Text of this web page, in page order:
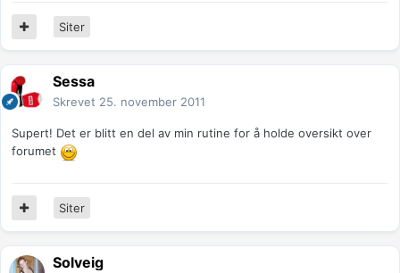
Siter
Sessa
Skrevet 25. november 2011
Supert! Det er blitt en del av min rutine for å holde oversikt over
forumet
Siter
Solveig